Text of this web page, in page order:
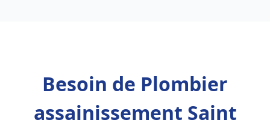
Besoin de Plombier
assainissement Saint